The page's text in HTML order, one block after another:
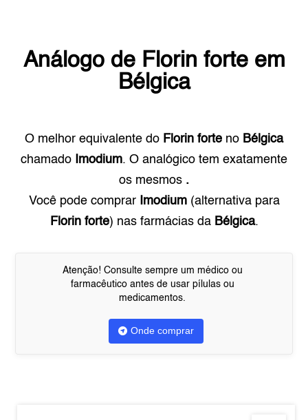
Análogo de Florin forteem
Bélgica
O melhor equivalente do Florin forte no Bélgica
chamado
Imodium. O analógico tem exatamente
os mesmos .
Você pode comprar
Imodium(alternativa para
Florin forte) nas farmácias da Bélgica.
Atenção! Consulte sempre um médico ou
farmacêutico antes de usar pílulas ou
medicamentos.
Onde comprar